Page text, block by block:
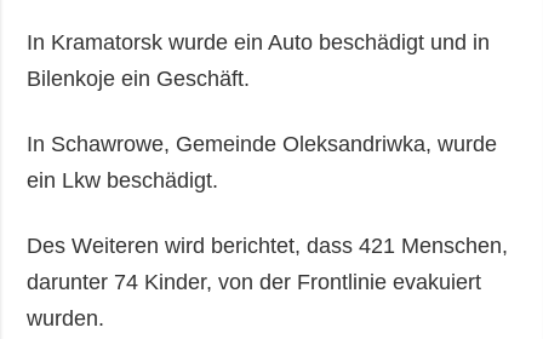
In Kramatorsk wurde ein Auto beschädigt und in
Bilenkoje ein Geschäft.
In Schawrowe, Gemeinde Oleksandriwka, wurde
ein Lkw beschädigt.
Des Weiteren wird berichtet, dass 421 Menschen,
darunter 74 Kinder, von der Frontlinie evakuiert
wurden.